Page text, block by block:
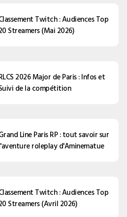
Twitch : Audiences Top
Streamers (Mai 2026)
2026 Major de Paris : Infos et
de la compétition
Line Paris RP : tout savoir sur
roleplay d'Aminematue
Twitch : Audiences Top
Streamers (Avril 2026)